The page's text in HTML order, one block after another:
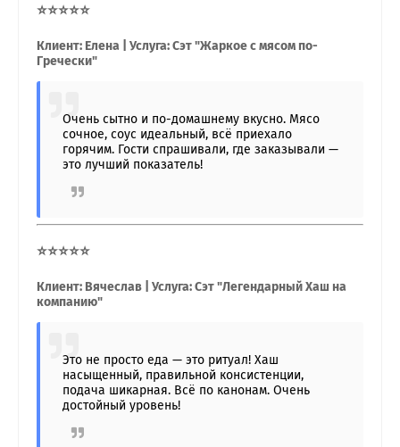
⭐⭐⭐⭐⭐
Клиент: Елена | Услуга: Сэт "Жаркое с мясом по-
Гречески"
Очень сытно и по-домашнему вкусно. Мясо
сочное, соус идеальный, всё приехало
горячим. Гости спрашивали, где заказывали —
это лучший показатель!
⭐⭐⭐⭐⭐
Клиент: Вячеслав | Услуга: Сэт "Легендарный Хаш на
компанию"
Это не просто еда — это ритуал! Хаш
насыщенный, правильной консистенции,
подача шикарная. Всё по канонам. Очень
достойный уровень!